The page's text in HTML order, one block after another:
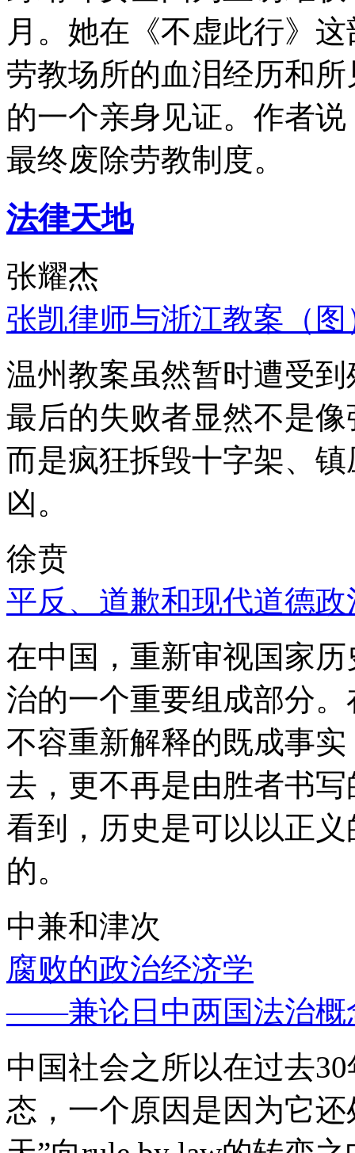
月。她在《不虚此行》
劳教场所的血泪经历和
的一个亲身见证。作者
最终废除劳教制度。
法律天地
张耀杰
张凯律师与浙江教案（图
温州教案虽然暂时遭受
最后的失败者显然不是
而是疯狂拆毁十字架、
凶。
徐贲
平反、道歉和现代道德政
在中国，重新审视国家
治的一个重要组成部分
不容重新解释的既成事
去，更不再是由胜者书
看到，历史是可以以正
的。
中兼和津次
腐败的政治经济学
——兼论日中两国法治概
中国社会之所以在过去
态，一个原因是因为它